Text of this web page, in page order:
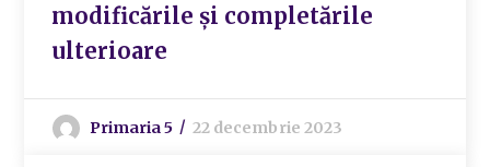
modificările și completările
ulterioare
Primaria 5 22 decembrie 2023